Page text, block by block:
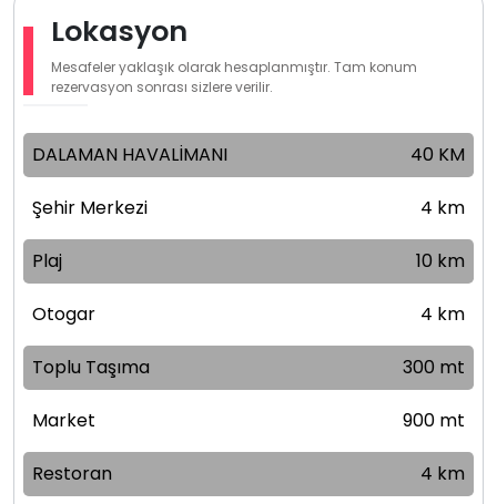
Lokasyon
Mesafeler yaklaşık olarak hesaplanmıştır. Tam konum
rezervasyon sonrası sizlere verilir.
DALAMAN HAVALİMANI 40 KM
Şehir Merkezi 4 km
Plaj 10 km
Otogar 4 km
Toplu Taşıma 300 mt
Market 900 mt
Restoran 4 km